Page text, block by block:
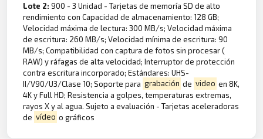
Lote 2:900 - 3 Unidad - Tarjetas de memoría SD de alto
rendimiento con Capacidad de almacenamiento: 128 GB;
Velocidad máxima de lectura: 300 MB/s; Velocidad máxima
de escritura: 260 MB/s; Velocidad mínima de escritura: 90
MB/s; Compatibilidad con captura de fotos sin procesar (
RAW) y ráfagas de alta velocidad; Interruptor de protección
contra escritura incorporado; Estándares: UHS-
II/V90/U3/Clase 10; Soporte para grabación de video en 8K,
4K y Full HD; Resistencia a golpes, temperaturas extremas,
rayos X y al agua. Sujeto a evaluación - Tarjetas aceleradoras
de vídeo o gráficos